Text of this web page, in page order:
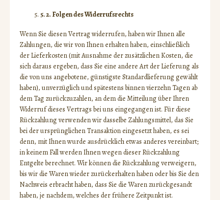
5. 2. Folgen des Widerrufsrechts
Wenn Sie diesen Vertrag widerrufen, haben wir Ihnen alle
Zahlungen, die wir von Ihnen erhalten haben, einschließlich
der Lieferkosten (mit Ausnahme der zusätzlichen Kosten, die
sich daraus ergeben, dass Sie eine andere Art der Lieferung als
die von uns angebotene, günstigste Standardlieferung gewählt
haben), unverzüglich und spätestens binnen vierzehn Tagen ab
dem Tag zurückzuzahlen, an dem die Mitteilung über Ihren
Widerruf dieses Vertrags bei uns eingegangen ist. Für diese
Rückzahlung verwenden wir dasselbe Zahlungsmittel, das Sie
bei der ursprünglichen Transaktion eingesetzt haben, es sei
denn, mit Ihnen wurde ausdrücklich etwas anderes vereinbart;
in keinem Fall werden Ihnen wegen dieser Rückzahlung
Entgelte berechnet. Wir können die Rückzahlung verweigern,
bis wir die Waren wieder zurückerhalten haben oder bis Sie den
Nachweis erbracht haben, dass Sie die Waren zurückgesandt
haben, je nachdem, welches der frühere Zeitpunkt ist.